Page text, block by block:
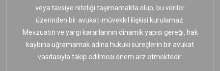
veya tavsiye niteliği taşımamakta olup, bu veriler
üzerinden bir avukat-müvekkil ilişkisi kurulamaz.
Mevzuatın ve yargı kararlarının dinamik yapısı gereği, hak
kaybına uğramamak adına hukuki süreçlerin bir avukat
vasıtasıyla takip edilmesi önem arz etmektedir.